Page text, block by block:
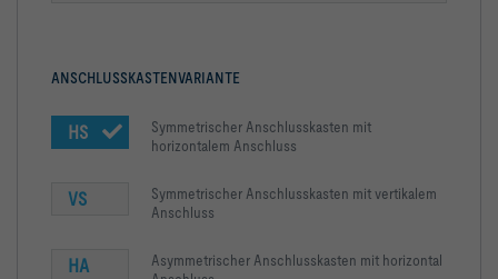
ANSCHLUSSKASTENVARIANTE
HS
Symmetrischer Anschlusskasten mit
horizontalem Anschluss
VS
Symmetrischer Anschlusskasten mit vertikalem
Anschluss
HA
Asymmetrischer Anschlusskasten mit horizontal